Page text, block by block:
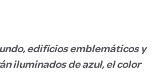
edificios emblemáticos y
iluminados de azul, el color